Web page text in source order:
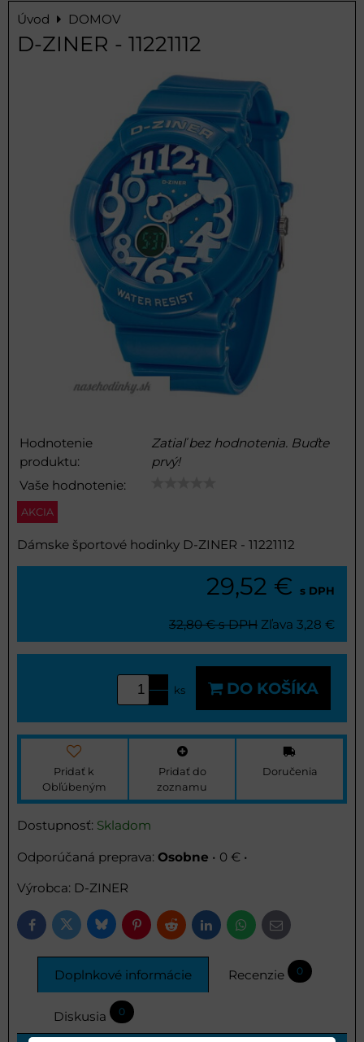
Úvod DOMOV
D-ZINER - 11221112
Hodnotenie
produktu:
Zatiaľ bez hodnotenia. Buďte
prvý!
Vaše hodnotenie:
AKCIA
Dámske športové hodinky D-ZINER - 11221112
29,52 € s DPH
32,80 € s DPH Zľava 3,28 €
ks DO KOŠÍKA
Pridať k
Obľúbeným
Pridať do
zoznamu
Doručenia
Dostupnosť: Skladom
Osobne • 0 € •
Výrobca: D-ZINER
FacebookTwitterBlueskyPinterestRedditLinkedInWhatsApp
E-
mail
Doplnkové informácie Recenzie 0
Diskusia 0